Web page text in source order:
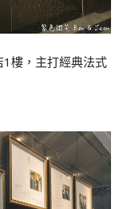
1樓，主打經典法式